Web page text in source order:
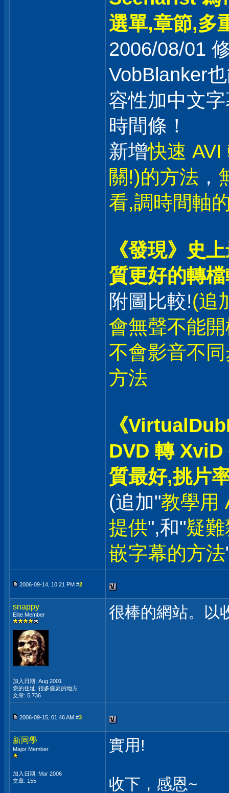
選單,章節,多
2006/08/01
VobBlanker
容性加中文
時間條！
新增快速 AVI
關!)的方法 ，
看,調時間軸
《發現》史
質更好的轉
附圖比較!(追
會無聲不能
不會影音不
方法
《
DVD 轉
質最好,挑片
(追加"教學用
提供",和"疑
嵌字幕的方法
2006-09-14, 10:21 PM #2
snappy
Elite Member
加入日期: Aug 2001
您的住址: 很多僵屍的地方
文章: 5,736
很棒的網站。以
2006-09-15, 01:46 AM #3
新同學
Major Member
加入日期: Mar 2006
文章: 155
實用!
收下，感恩~